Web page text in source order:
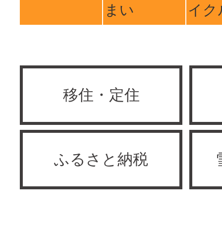
まい イク
移住・定住
ふるさと納税